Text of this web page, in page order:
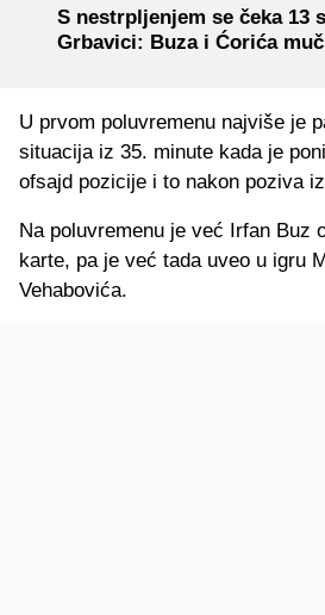
S nestrpljenjem se čeka 13
Grbavici: Buza i Ćorića
U prvom poluvremenu najviše je
situacija iz 35. minute kada je
ofsajd pozicije i to nakon poziva
Na poluvremenu je već Irfan Buz
karte, pa je već tada uveo u igru
Vehabovića.